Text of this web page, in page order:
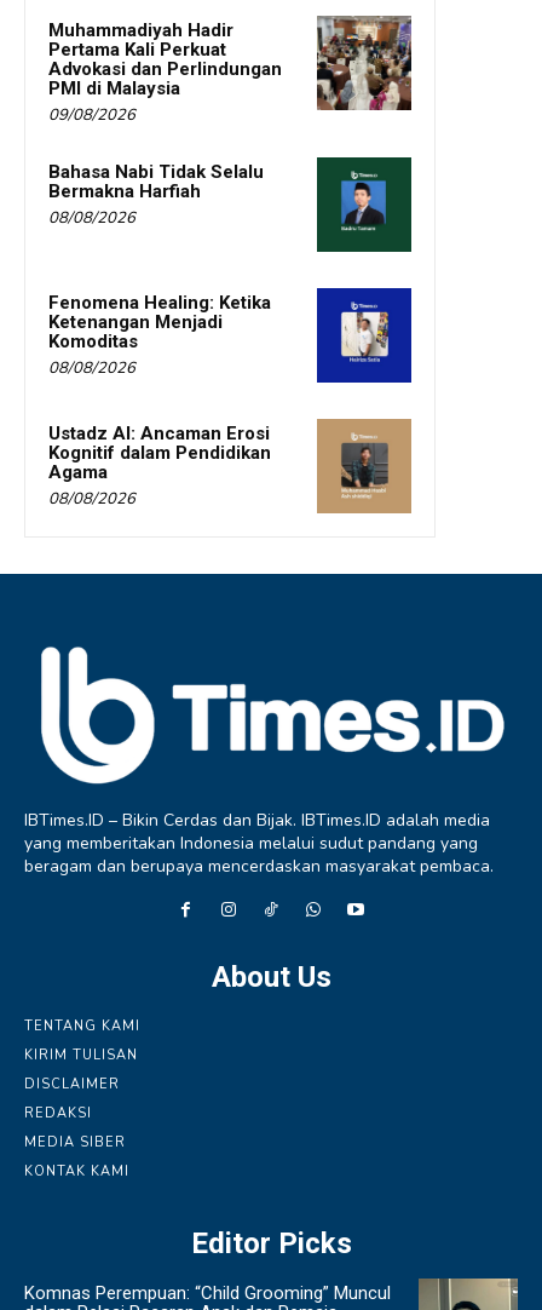
Muhammadiyah Hadir
Pertama Kali Perkuat
Advokasi dan Perlindungan
PMI di Malaysia
09/08/2026
Bahasa Nabi Tidak Selalu
Bermakna Harfiah
08/08/2026
Fenomena Healing: Ketika
Ketenangan Menjadi
Komoditas
08/08/2026
Ustadz AI: Ancaman Erosi
Kognitif dalam Pendidikan
Agama
08/08/2026
IBTimes.ID – Bikin Cerdas dan Bijak. IBTimes.ID adalah media
yang memberitakan Indonesia melalui sudut pandang yang
beragam dan berupaya mencerdaskan masyarakat pembaca.
About Us
TENTANG KAMI
KIRIM TULISAN
DISCLAIMER
REDAKSI
MEDIA SIBER
KONTAK KAMI
Editor Picks
Komnas Perempuan: “Child Grooming” Muncul